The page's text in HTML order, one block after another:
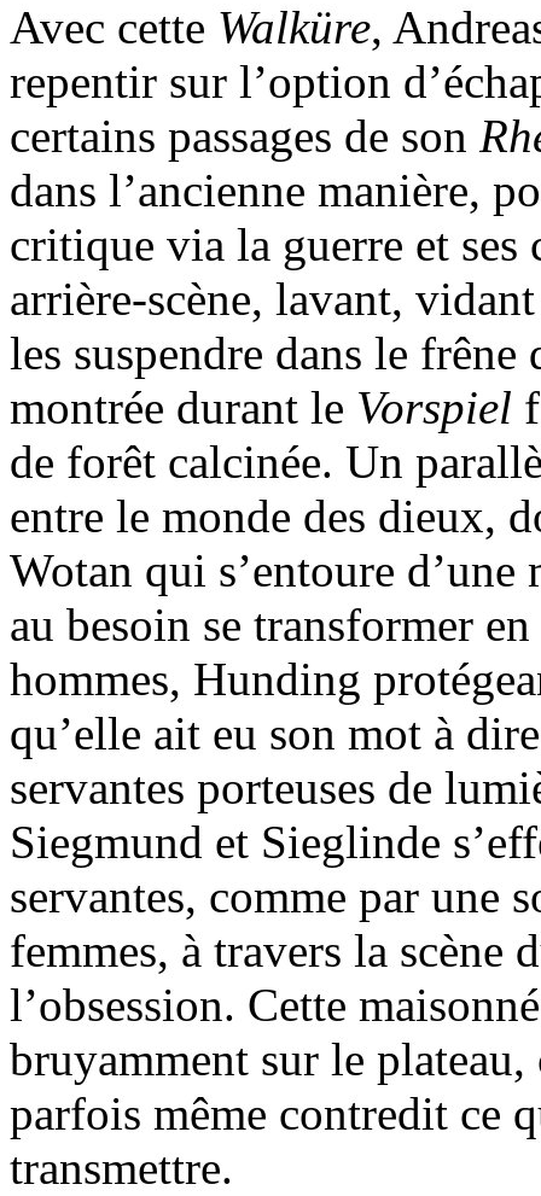
Avec cette Walküre,
repentir sur l’option
certains passages de son
dans l’ancienne manière,
critique via la guerre et ses
arrière-scène, lavant,
les suspendre dans le
montrée durant le Vorspiel
de forêt calcinée. Un
entre le monde des dieux,
Wotan qui s’entoure
au besoin se transformer
hommes, Hunding
qu’elle ait eu son mot à
servantes porteuses de
Siegmund et Sieglinde
servantes, comme par une
femmes, à travers la scène
l’obsession. Cette
bruyamment sur le
parfois même contredit ce
transmettre.